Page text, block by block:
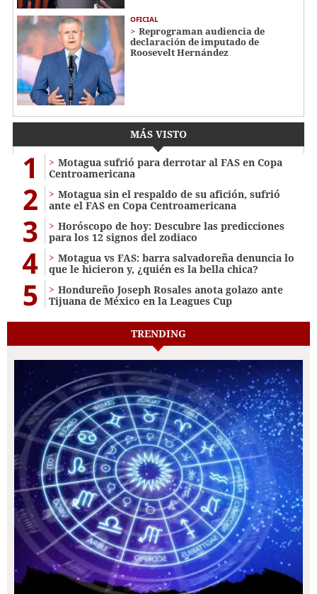
OFICIAL
Reprograman audiencia de
declaración de imputado de
Roosevelt Hernández
MÁS VISTO
1
Motagua sufrió para derrotar al FAS en Copa
Centroamericana
2
Motagua sin el respaldo de su afición, sufrió
ante el FAS en Copa Centroamericana
3
Horóscopo de hoy: Descubre las predicciones
para los 12 signos del zodiaco
4
Motagua vs FAS: barra salvadoreña denuncia lo
que le hicieron y, ¿quién es la bella chica?
5
Hondureño Joseph Rosales anota golazo ante
Tijuana de México en la Leagues Cup
TRENDING